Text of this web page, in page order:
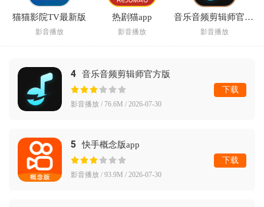
猫猫影院TV最新版
影音播放
热剧猫app
影音播放
音乐音频剪辑师官方版
影音播放
4 音乐音频剪辑师官方版
影音播放 / 76.6M / 2026-07-30
下载
5 快手概念版app
影音播放 / 93.9M / 2026-07-30
下载